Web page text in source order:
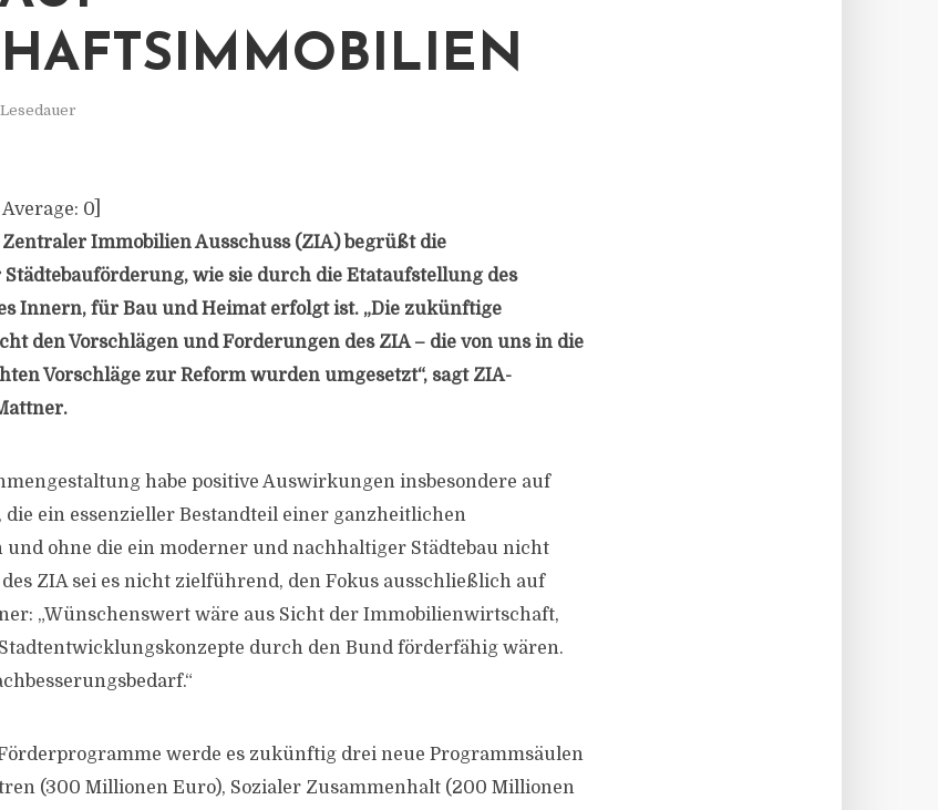
Average: 0
Immobilien Ausschuss (ZIA) begrüßt die
wie sie durch die Etataufstellung des
Innern, für Bau und Heimat erfolgt ist. „Die zukünftige
den Vorschlägen und Forderungen des ZIA – die von uns in die
Vorschläge zur Reform wurden umgesetzt“, sagt ZIA-
habe positive Auswirkungen insbesondere auf
ein essenzieller Bestandteil einer ganzheitlichen
ohne die ein moderner und nachhaltiger Städtebau nicht
ZIA sei es nicht zielführend, den Fokus ausschließlich auf
„Wünschenswert wäre aus Sicht der Immobilienwirtschaft,
durch den Bund förderfähig wären.
werde es zukünftig drei neue Programmsäulen
(300 Millionen Euro), Sozialer Zusammenhalt (200 Millionen